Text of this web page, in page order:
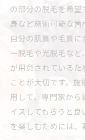
の部分の脱毛を希
身など施術可能な箇
自分の肌質や毛質
ー脱毛や光脱毛な
が用意されているた
ことが大切です。
用して、専門家か
イスしてもらうと
を楽しむためには、